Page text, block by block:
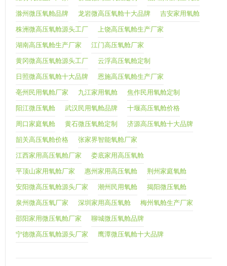
滁州微压氧舱品牌 龙岩微高压氧舱十大品牌 吉安家用氧舱
株洲微高压氧舱源头工厂 上饶高压氧舱生产厂家
湖南高压氧舱生产厂家 江门高压氧舱厂家
黄冈微高压氧舱源头工厂 云浮高压氧舱定制
日照微高压氧舱十大品牌 恩施高压氧舱生产厂家
亳州民用氧舱厂家 九江家用氧舱 焦作民用氧舱定制
阳江微压氧舱 武汉民用氧舱品牌 十堰高压氧舱价格
周口家庭氧舱 黄石微压氧舱定制 济源高压氧舱十大品牌
韶关高压氧舱价格 张家界智能氧舱厂家
江西家用高压氧舱厂家 娄底家用高压氧舱
平顶山家用氧舱厂家 惠州家用高压氧舱 荆州家庭氧舱
安阳微高压氧舱源头厂家 潮州民用氧舱 揭阳微压氧舱
泉州微高压氧厂家 深圳家用高压氧舱 梅州氧舱生产厂家
邵阳家用微压氧舱厂家 聊城微压氧舱品牌
宁德微高压氧舱源头厂家 鹰潭微压氧舱十大品牌